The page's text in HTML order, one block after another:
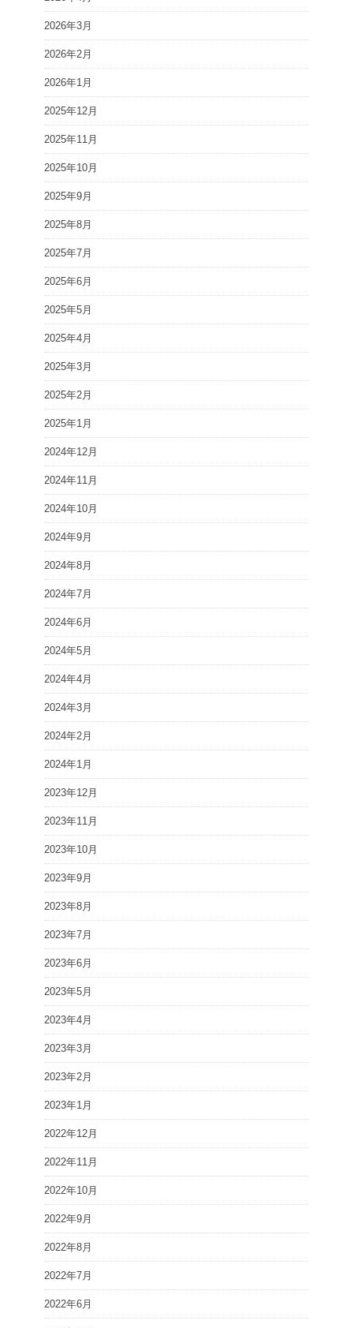
2026年3月
2026年2月
2026年1月
2025年12月
2025年11月
2025年10月
2025年9月
2025年8月
2025年7月
2025年6月
2025年5月
2025年4月
2025年3月
2025年2月
2025年1月
2024年12月
2024年11月
2024年10月
2024年9月
2024年8月
2024年7月
2024年6月
2024年5月
2024年4月
2024年3月
2024年2月
2024年1月
2023年12月
2023年11月
2023年10月
2023年9月
2023年8月
2023年7月
2023年6月
2023年5月
2023年4月
2023年3月
2023年2月
2023年1月
2022年12月
2022年11月
2022年10月
2022年9月
2022年8月
2022年7月
2022年6月